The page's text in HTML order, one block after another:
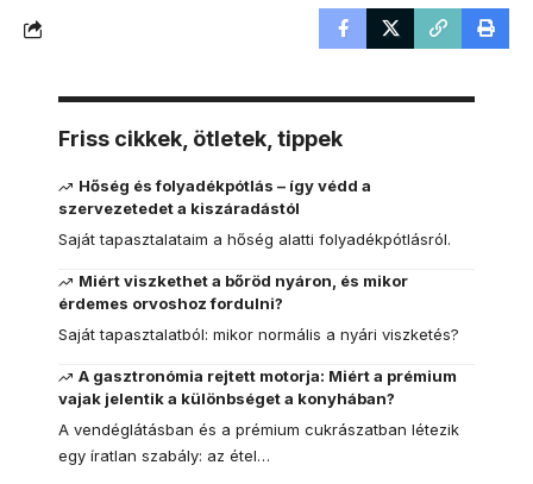
Friss cikkek, ötletek, tippek
Hőség és folyadékpótlás – így védd a
szervezetedet a kiszáradástól
Saját tapasztalataim a hőség alatti folyadékpótlásról.
Miért viszkethet a bőröd nyáron, és mikor
érdemes orvoshoz fordulni?
Saját tapasztalatból: mikor normális a nyári viszketés?
A gasztronómia rejtett motorja: Miért a prémium
vajak jelentik a különbséget a konyhában?
A vendéglátásban és a prémium cukrászatban létezik
egy íratlan szabály: az étel…